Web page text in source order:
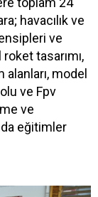
havacılık ve
ve
tasarımı,
alanları, model
ve Fpv
ve
eğitimler